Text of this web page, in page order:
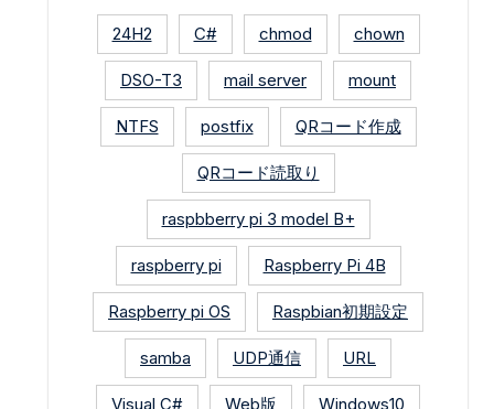
24H2 C# chmod chown
DSO-T3 mail server mount
NTFS postfix QRコード作成
QRコード読取り
raspbberry pi 3 model B+
raspberry pi Raspberry Pi 4B
Raspberry pi OS Raspbian初期設定
samba UDP通信 URL
Visual C# Web版 Windows10